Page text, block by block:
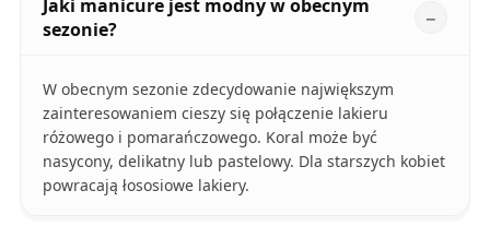
Jaki manicure jest modny w obecnym
sezonie?
W obecnym sezonie zdecydowanie największym
zainteresowaniem cieszy się połączenie lakieru
różowego i pomarańczowego. Koral może być
nasycony, delikatny lub pastelowy. Dla starszych kobiet
powracają łososiowe lakiery.